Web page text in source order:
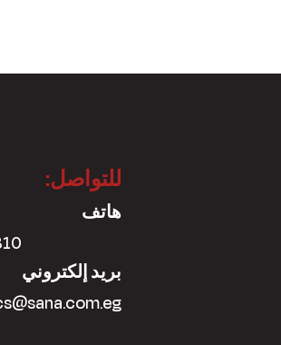
للتواصل:
هاتف
بريد إلكتروني